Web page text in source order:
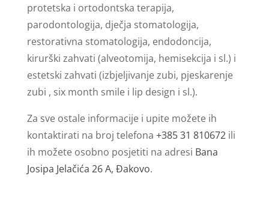
protetska i ortodontska terapija,
parodontologija, dječja stomatologija,
restorativna stomatologija, endodoncija,
kirurški zahvati (alveotomija, hemisekcija i sl.) i
estetski zahvati (izbjeljivanje zubi, pjeskarenje
zubi , six month smile i lip design i sl.).
Za sve ostale informacije i upite možete ih
kontaktirati na broj telefona +385 31 810672ili
ih možete osobno posjetiti na adresi Bana
Josipa Jelačića 26 A, Đakovo.